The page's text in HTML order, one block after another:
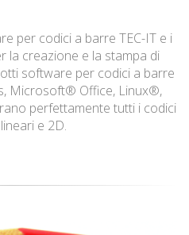
per codici a barre TEC-IT e i
la creazione e la stampa di
software per codici a barre
Microsoft® Office, Linux®,
perfettamente tutti i codici
e 2D.